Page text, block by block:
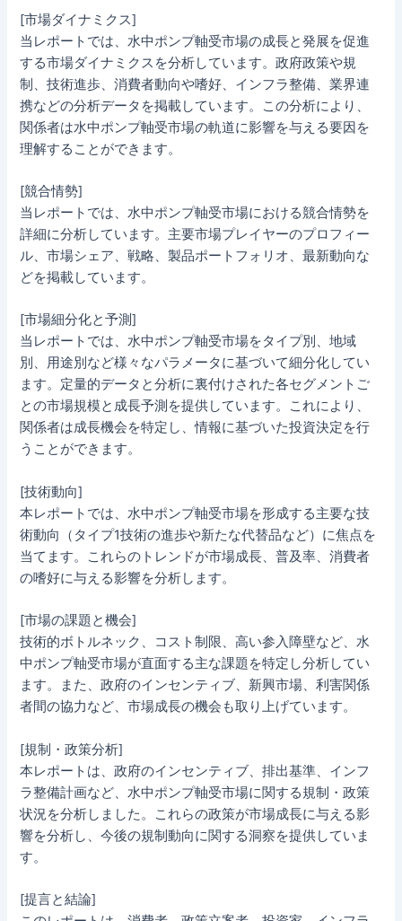
[市場ダイナミクス]
当レポートでは、水中ポンプ軸受市場の成長と発展を促進
する市場ダイナミクスを分析しています。政府政策や規
制、技術進歩、消費者動向や嗜好、インフラ整備、業界連
携などの分析データを掲載しています。この分析により、
関係者は水中ポンプ軸受市場の軌道に影響を与える要因を
理解することができます。
[競合情勢]
当レポートでは、水中ポンプ軸受市場における競合情勢を
詳細に分析しています。主要市場プレイヤーのプロフィー
ル、市場シェア、戦略、製品ポートフォリオ、最新動向な
どを掲載しています。
[市場細分化と予測]
当レポートでは、水中ポンプ軸受市場をタイプ別、地域
別、用途別など様々なパラメータに基づいて細分化してい
ます。定量的データと分析に裏付けされた各セグメントご
との市場規模と成長予測を提供しています。これにより、
関係者は成長機会を特定し、情報に基づいた投資決定を行
うことができます。
[技術動向]
本レポートでは、水中ポンプ軸受市場を形成する主要な技
術動向（タイプ1技術の進歩や新たな代替品など）に焦点を
当てます。これらのトレンドが市場成長、普及率、消費者
の嗜好に与える影響を分析します。
[市場の課題と機会]
技術的ボトルネック、コスト制限、高い参入障壁など、水
中ポンプ軸受市場が直面する主な課題を特定し分析してい
ます。また、政府のインセンティブ、新興市場、利害関係
者間の協力など、市場成長の機会も取り上げています。
[規制・政策分析]
本レポートは、政府のインセンティブ、排出基準、インフ
ラ整備計画など、水中ポンプ軸受市場に関する規制・政策
状況を分析しました。これらの政策が市場成長に与える影
響を分析し、今後の規制動向に関する洞察を提供していま
す。
[提言と結論]